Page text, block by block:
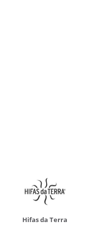
Hifas da Terra